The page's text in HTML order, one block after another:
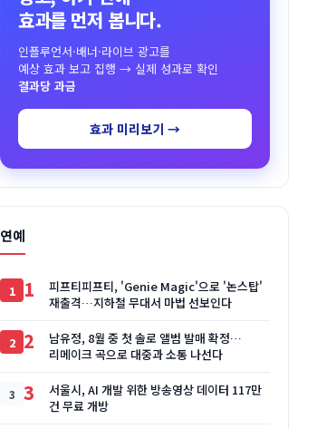
효과를 먼저 봅니다.
인플루언서·배너·라이브 광고를
예상 효과 보고 집행 → 실제 성과로 확인
결과당 과금
효과 미리보기 →
연예
1
피프티피프티, 'Genie Magic'으로 '논스탑'
재출격…지하철 무대서 마법 선보인다
2
남유정, 8월 중 첫 솔로 앨범 발매 확정…
리메이크 곡으로 대중과 소통 나선다
3
서울시, AI 개발 위한 방송영상 데이터 117만
건 무료 개방